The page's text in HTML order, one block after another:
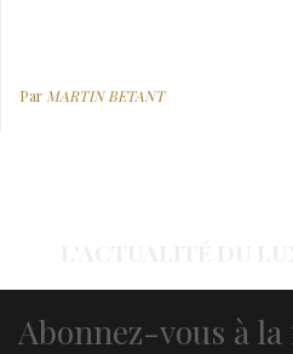
Par MARTIN BETANT
Abonnez-vous à